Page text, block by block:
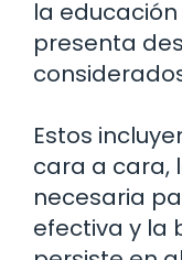
la
presenta
Estos
cara a cara,
necesaria
efectiva y la